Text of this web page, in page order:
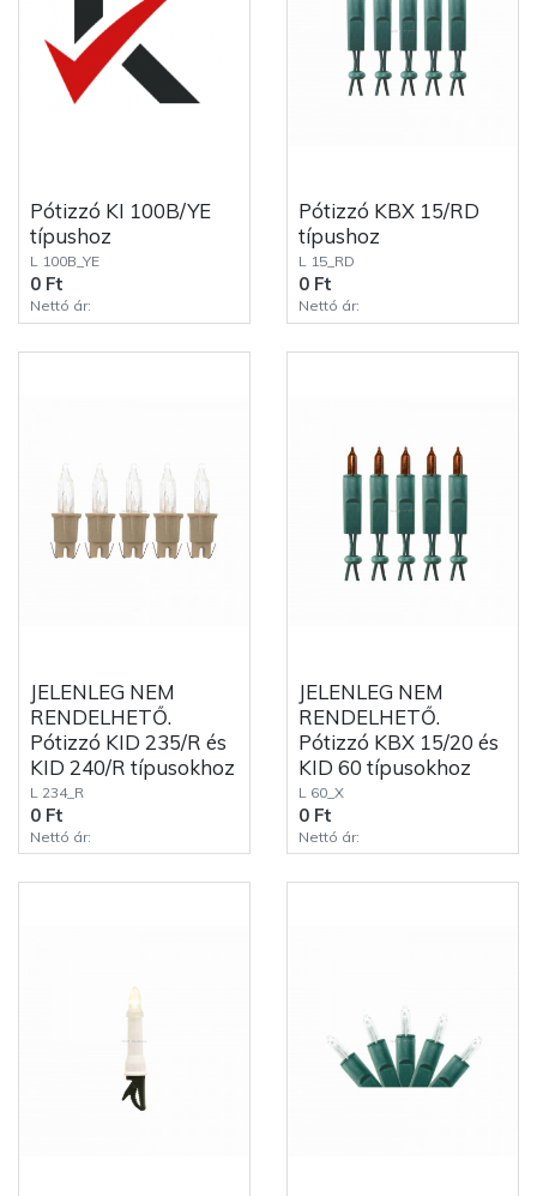
Pótizzó KI 100B/YE
típushoz
L 100B_YE
0 Ft
Nettó ár:
Pótizzó KBX 15/RD
típushoz
L 15_RD
0 Ft
Nettó ár:
JELENLEG NEM
RENDELHETŐ.
Pótizzó KID 235/R és
KID 240/R típusokhoz
L 234_R
0 Ft
Nettó ár:
JELENLEG NEM
RENDELHETŐ.
Pótizzó KBX 15/20 és
KID 60 típusokhoz
L 60_X
0 Ft
Nettó ár: